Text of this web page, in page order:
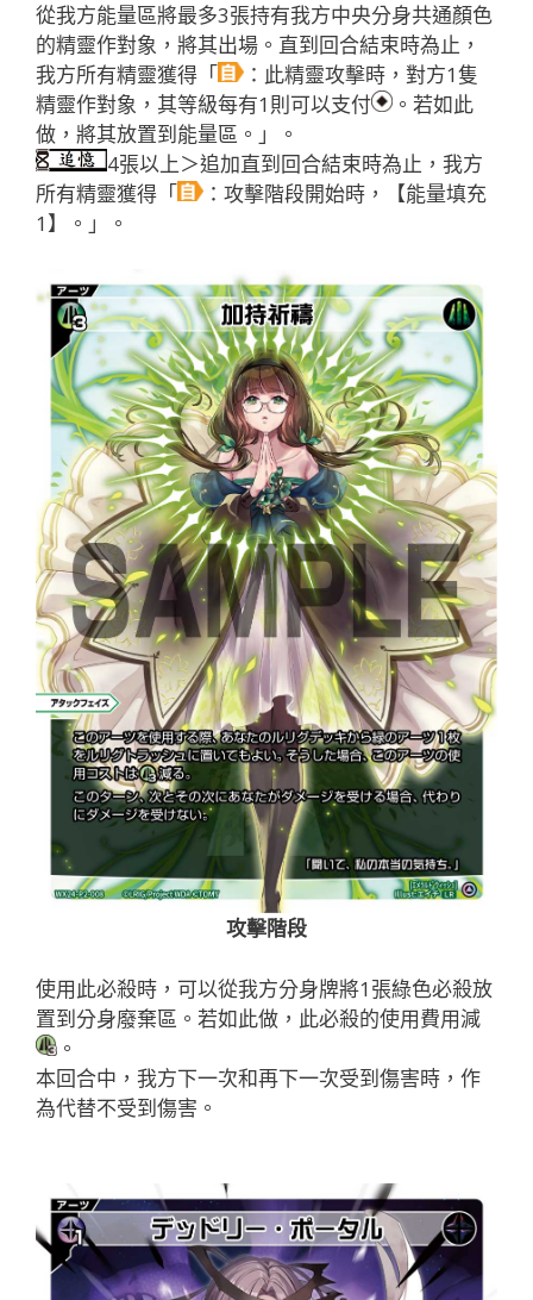
從我方能量區將最多3張持有我方中央分身共通顏色
的精靈作對象，將其出場。直到回合結束時為止，
我方所有精靈獲得「
：此精靈攻擊時，對方1隻
精靈作對象，其等級每有1則可以支付
。若如此
做，將其放置到能量區。」。
4張以上＞追加直到回合結束時為止，我方
所有精靈獲得「
：攻擊階段開始時，【能量填充
1】。」。
攻擊階段
使用此必殺時，可以從我方分身牌將1張綠色必殺放
置到分身廢棄區。若如此做，此必殺的使用費用減
。
本回合中，我方下一次和再下一次受到傷害時，作
為代替不受到傷害。